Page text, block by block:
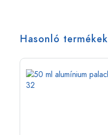
Hasonló termékek